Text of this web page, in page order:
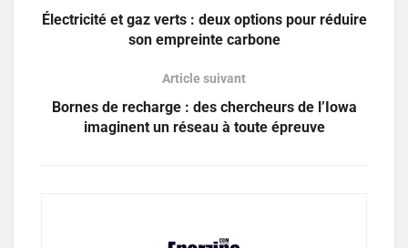
Électricité et gaz verts : deux options pour réduire
son empreinte carbone
Article suivant
Bornes de recharge : des chercheurs de l’Iowa
imaginent un réseau à toute épreuve